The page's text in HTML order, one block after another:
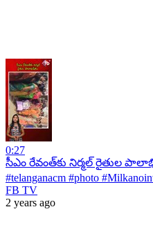
0:27
సీఎం రేవంత్‌కు నిర్మల్ రైతుల
#telanganacm #photo
FB TV
2 years ago